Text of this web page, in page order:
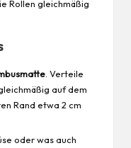
Rollen gleichmäßig
. Verteile
auf dem
Rand etwa 2 cm
oder was auch